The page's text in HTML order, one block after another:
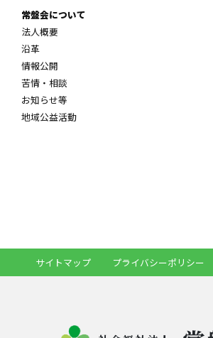
常盤会について
法人概要
沿革
情報公開
苦情・相談
お知らせ等
地域公益活動
サイトマップ プライバシーポリシー